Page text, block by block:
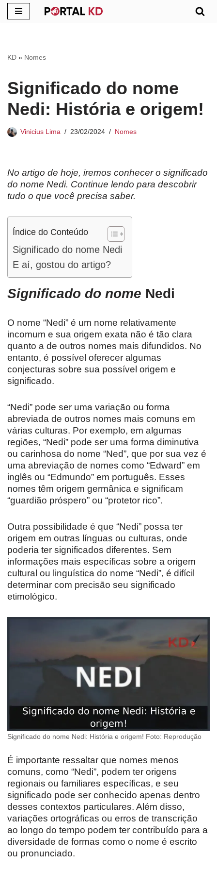
conteúdo
KD » Nomes
Significado do nome
Nedi: História e origem!
Vinicius Lima 23/02/2024 Nomes
No artigo de hoje, iremos conhecer o significado
do nome Nedi. Continue lendo para descobrir
tudo o que você precisa saber.
Índice do Conteúdo
Significado do nome Nedi
E aí, gostou do artigo?
Significado do nome Nedi
O nome “Nedi” é um nome relativamente
incomum e sua origem exata não é tão clara
quanto a de outros nomes mais difundidos. No
entanto, é possível oferecer algumas
conjecturas sobre sua possível origem e
significado.
“Nedi” pode ser uma variação ou forma
abreviada de outros nomes mais comuns em
várias culturas. Por exemplo, em algumas
regiões, “Nedi” pode ser uma forma diminutiva
ou carinhosa do nome “Ned”, que por sua vez é
uma abreviação de nomes como “Edward” em
inglês ou “Edmundo” em português. Esses
nomes têm origem germânica e significam
“guardião próspero” ou “protetor rico”.
Outra possibilidade é que “Nedi” possa ter
origem em outras línguas ou culturas, onde
poderia ter significados diferentes. Sem
informações mais específicas sobre a origem
cultural ou linguística do nome “Nedi”, é difícil
determinar com precisão seu significado
etimológico.
Significado do nome Nedi: História e origem! Foto: Reprodução
É importante ressaltar que nomes menos
comuns, como “Nedi”, podem ter origens
regionais ou familiares específicas, e seu
significado pode ser conhecido apenas dentro
desses contextos particulares. Além disso,
variações ortográficas ou erros de transcrição
ao longo do tempo podem ter contribuído para a
diversidade de formas como o nome é escrito
ou pronunciado.